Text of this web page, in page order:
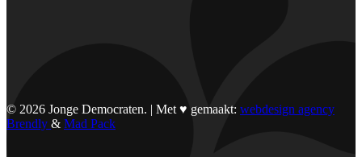
© 2026 Jonge Democraten. | Met ♥︎ gemaakt: webdesign agency
Brendly & Mad Pack